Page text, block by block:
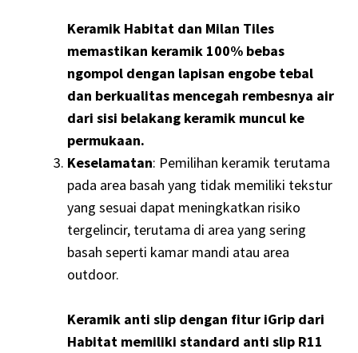
Keramik Habitat dan Milan Tiles
memastikan keramik 100% bebas
ngompol dengan lapisan engobe tebal
dan berkualitas mencegah rembesnya air
dari sisi belakang keramik muncul ke
permukaan.
Keselamatan: Pemilihan keramik terutama
pada area basah yang tidak memiliki tekstur
yang sesuai dapat meningkatkan risiko
tergelincir, terutama di area yang sering
basah seperti kamar mandi atau area
outdoor.
Keramik anti slip dengan fitur iGrip dari
Habitat memiliki standard anti slip R11